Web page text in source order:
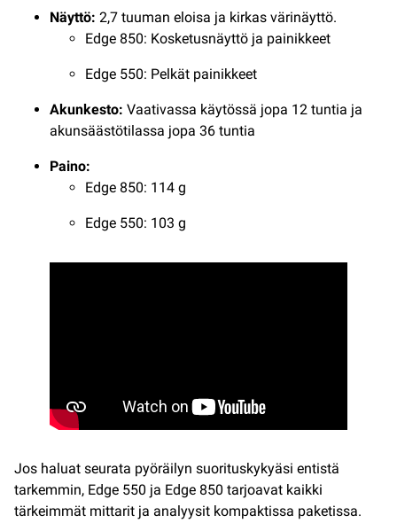
Näyttö: 2,7 tuuman eloisa ja kirkas värinäyttö.
Edge 850: Kosketusnäyttö ja painikkeet
Edge 550: Pelkät painikkeet
Akunkesto: Vaativassa käytössä jopa 12 tuntia ja
akunsäästötilassa jopa 36 tuntia
Paino:
Edge 850: 114 g
Edge 550: 103 g
Jos haluat seurata pyöräilyn suorituskykyäsi entistä
tarkemmin, Edge 550 ja Edge 850 tarjoavat kaikki
tärkeimmät mittarit ja analyysit kompaktissa paketissa.